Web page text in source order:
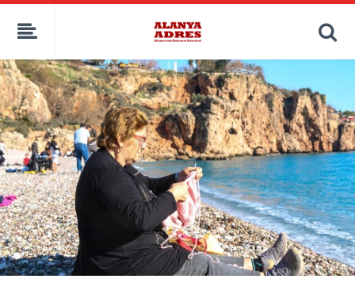
kaçak bahis
deneme bonusu
canlı bahis siteleri
deneme bonusu veren siteler
bahis siteleri
porno izle